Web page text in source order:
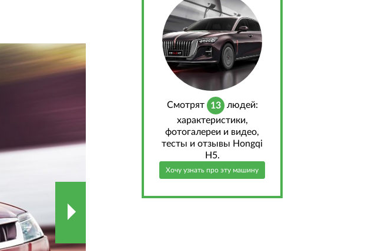
Cмотрят 13 людей:
характеристики,
фотогалереи и видео,
тесты и отзывы Hongqi
H5.
Хочу узнать про эту машину